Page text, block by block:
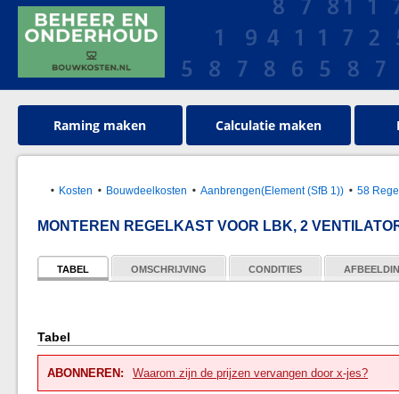
Raming maken Calculatie maken
Kosten Bouwdeelkosten Aanbrengen(Element (SfB 1)) 58
MONTEREN REGELKAST VOOR LBK, 2
TABEL OMSCHRIJVING CONDITIES
Tabel
ABONNEREN: Waarom zijn de prijzen vervangen door x-jes?